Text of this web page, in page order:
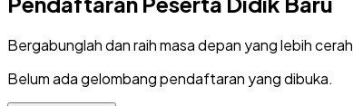
Bergabunglah dan raih masa depan yang lebih cerah
Belum ada gelombang pendaftaran yang dibuka.